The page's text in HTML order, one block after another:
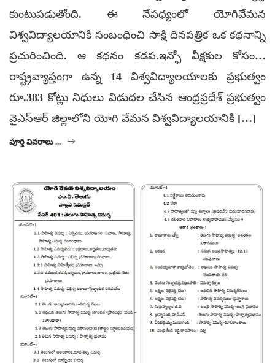
కుంటుపడుతోంది. ఈ నేపధ్యంలో యోగివేమన
విశ్వవిద్యాలయానికి సంబంధించి సాక్షి దినపత్రిక ఒక కథనాన్ని
ప్రచురించింది. ఆ కథనం కడప.ఇన్ఫో వీక్షకుల కోసం…
రాష్ట్రవ్యాప్తంగా ఉన్న 14 విశ్వవిద్యాలయాలకు ప్రభుత్వం
రూ.383 కోట్లు నిధులు విడుదల చేసిన ఆంధ్రప్రదేశ్ ప్రభుత్వం
వైఎస్ఆర్ జిల్లాలోని యోగి వేమన విశ్వవిద్యాలయానికి […]
పూర్తి వివరాలు ...